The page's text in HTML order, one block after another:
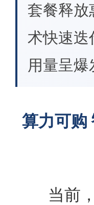
套餐释
术快速迭
用量呈
算力可
当前，